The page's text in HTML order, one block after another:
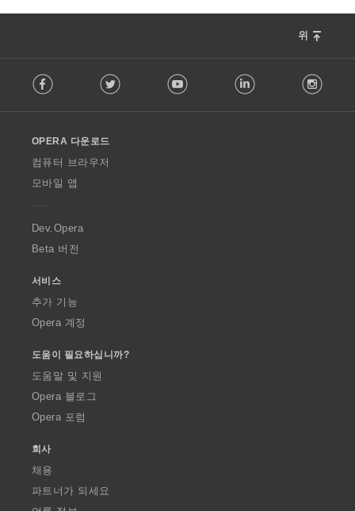
위
o
w
O
p
a
Facebook Twitter Youtube LinkedIn
OPERA 다운로드
컴퓨터 브라우저
모바일 앱
Dev.Opera
Beta 버전
서비스
추가 기능
Opera 계정
도움이 필요하십니까?
도움말 및 지원
Opera 블로그
Opera 포럼
회사
채용
파트너가 되세요